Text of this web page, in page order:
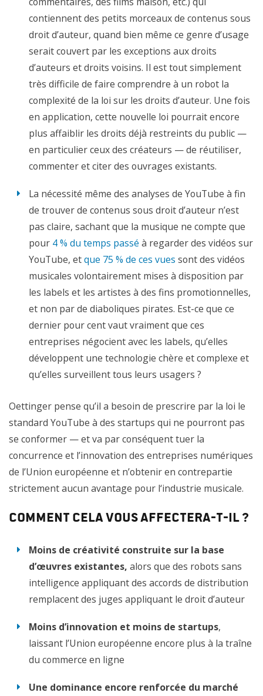
contiennent des petits morceaux de contenus sous
droit d’auteur, quand bien même ce genre d’usage
serait couvert par les exceptions aux droits
d’auteurs et droits voisins. Il est tout simplement
très difficile de faire comprendre à un robot la
complexité de la loi sur les droits d’auteur. Une fois
en application, cette nouvelle loi pourrait encore
plus affaiblir les droits déjà restreints du public —
en particulier ceux des créateurs — de réutiliser,
commenter et citer des ouvrages existants.
La nécessité même des analyses de YouTube à fin
de trouver de contenus sous droit d’auteur n’est
pas claire, sachant que la musique ne compte que
pour 4 % du temps passé à regarder des vidéos sur
YouTube, etque 75 % de ces vues sont des vidéos
musicales volontairement mises à disposition par
les labels et les artistes à des fins promotionnelles,
et non par de diaboliques pirates. Est-ce que ce
dernier pour cent vaut vraiment que ces
entreprises négocient avec les labels, qu’elles
développent une technologie chère et complexe et
qu’elles surveillent tous leurs usagers ?
Oettinger pense qu’il a besoin de prescrire par la loi le
standard YouTubeà des startups qui ne pourront pas
se conformer —etva par conséquenttuer la
concurrence et l’innovation des entreprises numériques
de l’Union européenne et n’obtenir en contrepartie
strictement aucun avantage pour l‘industrie musicale.
Comment cela vous affectera-t-il ?
Moins de créativité construite sur la base
d’œuvres existantes, alors que des robots sans
intelligence appliquant des accords de distribution
remplacentdes juges appliquant le droit d’auteur
Moins d’innovation et moins de startups,
laissant l’Union européenne encore plus à la traîne
du commerce en ligne
Une dominance encore renforcée du marché